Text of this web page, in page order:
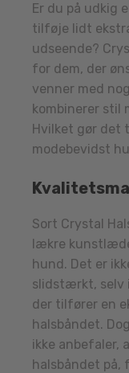
Er du på udkig
tilføje lidt
udseende?
for dem, der
venner med
kombinerer stil
Hvilket gør det
modebevidst
Sort Crystal
lækre
hund. Det er
slidstærkt, selv
der tilfører en
halsbåndet.
ikke anbefaler,
halsbåndet på,